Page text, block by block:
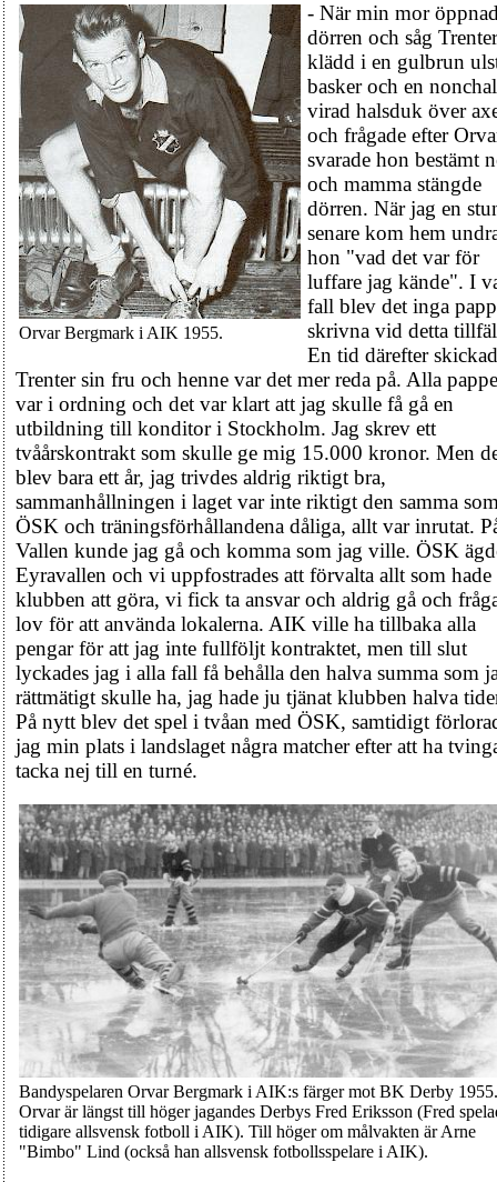
Orvar Bergmark i AIK 1955.
- När min mor
dörren och såg
klädd i en gulbrun
basker och en
virad halsduk över
och frågade efter
svarade hon bestämt
och mamma stängde
dörren. När jag en
senare kom hem
hon "vad det var för
luffare jag kände". I
fall blev det inga
skrivna vid detta
En tid därefter
Trenter sin fru och henne var det mer reda på. Alla
var i ordning och det var klart att jag skulle få gå en
utbildning till konditor i Stockholm. Jag skrev ett
tvåårskontrakt som skulle ge mig 15.000 kronor. Men
blev bara ett år, jag trivdes aldrig riktigt bra,
sammanhållningen i laget var inte riktigt den samma
ÖSK och träningsförhållandena dåliga, allt var inrutat.
Vallen kunde jag gå och komma som jag ville. ÖSK
Eyravallen och vi uppfostrades att förvalta allt som hade
klubben att göra, vi fick ta ansvar och aldrig gå och
lov för att använda lokalerna. AIK ville ha tillbaka alla
pengar för att jag inte fullföljt kontraktet, men till slut
lyckades jag i alla fall få behålla den halva summa som
rättmätigt skulle ha, jag hade ju tjänat klubben halva
På nytt blev det spel i tvåan med ÖSK, samtidigt
jag min plats i landslaget några matcher efter att ha
tacka nej till en turné.
Bandyspelaren Orvar Bergmark i AIK:s färger mot BK Derby 1955.
Orvar är längst till höger jagandes Derbys Fred Eriksson (Fred
tidigare allsvensk fotboll i AIK). Till höger om målvakten är Arne
"Bimbo" Lind (också han allsvensk fotbollsspelare i AIK).